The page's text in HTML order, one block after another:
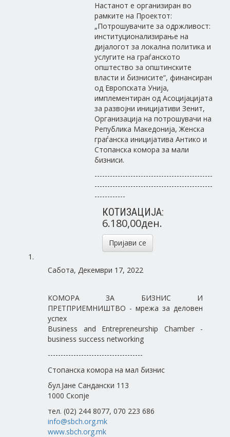
Настанот е организиран во
рамките на Проектот:
„Потрошувачите за одржливост:
институционализирање на
дијалогот за локална политика и
услугите на граѓанското
општество за општинските
власти и бизнисите“, финансиран
од Европската Унија,
имплементиран од Асоцијацијата
за развојни иницијативи Зенит,
Организација на потрошувачи на
Република Македонија, Женска
граѓанска иницијатива Антико и
Стопанска комора за мали
бизниси.
----------------------------------------------
----------------------------------------------
------------
КОТИЗАЦИЈА:
6.180,00ден.
Пријави се
Сабота, Декември 17, 2022
КОМОРА ЗА БИЗНИС И
ПРЕТПРИЕМНИШТВО - мрежа за деловен
успех
Business and Entrepreneurship Chamber -
business success networking
-------------------------------------
Стопанска комора на мал бизнис
бул.Јане Сандански 113
1000 Скопје
тел. (02) 244 8077, 070 223 686
info@sbch.org.mk
www.sbch.org.mk